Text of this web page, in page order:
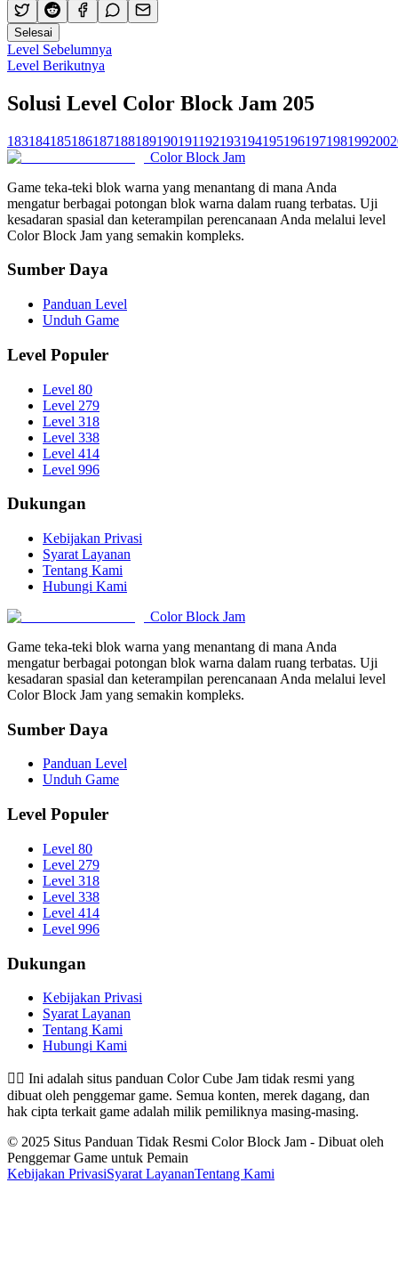
Selesai
Level Sebelumnya
Level Berikutnya
Solusi Level Color Block Jam 205
183184185186187188189190191192193194195196197198199200
Color Block Jam
Game teka-teki blok warna yang menantang di mana Anda
mengatur berbagai potongan blok warna dalam ruang terbatas. Uji
kesadaran spasial dan keterampilan perencanaan Anda melalui level
Color Block Jam yang semakin kompleks.
Sumber Daya
Panduan Level
Unduh Game
Level Populer
Level 80
Level 279
Level 318
Level 338
Level 414
Level 996
Dukungan
Kebijakan Privasi
Syarat Layanan
Tentang Kami
Hubungi Kami
Color Block Jam
Game teka-teki blok warna yang menantang di mana Anda
mengatur berbagai potongan blok warna dalam ruang terbatas. Uji
kesadaran spasial dan keterampilan perencanaan Anda melalui level
Color Block Jam yang semakin kompleks.
Sumber Daya
Panduan Level
Unduh Game
Level Populer
Level 80
Level 279
Level 318
Level 338
Level 414
Level 996
Dukungan
Kebijakan Privasi
Syarat Layanan
Tentang Kami
Hubungi Kami
👉🏻 Ini adalah situs panduan Color Cube Jam tidak resmi yang
dibuat oleh penggemar game. Semua konten, merek dagang, dan
hak cipta terkait game adalah milik pemiliknya masing-masing.
© 2025 Situs Panduan Tidak Resmi Color Block Jam - Dibuat oleh
Penggemar Game untuk Pemain
Kebijakan PrivasiSyarat LayananTentang Kami